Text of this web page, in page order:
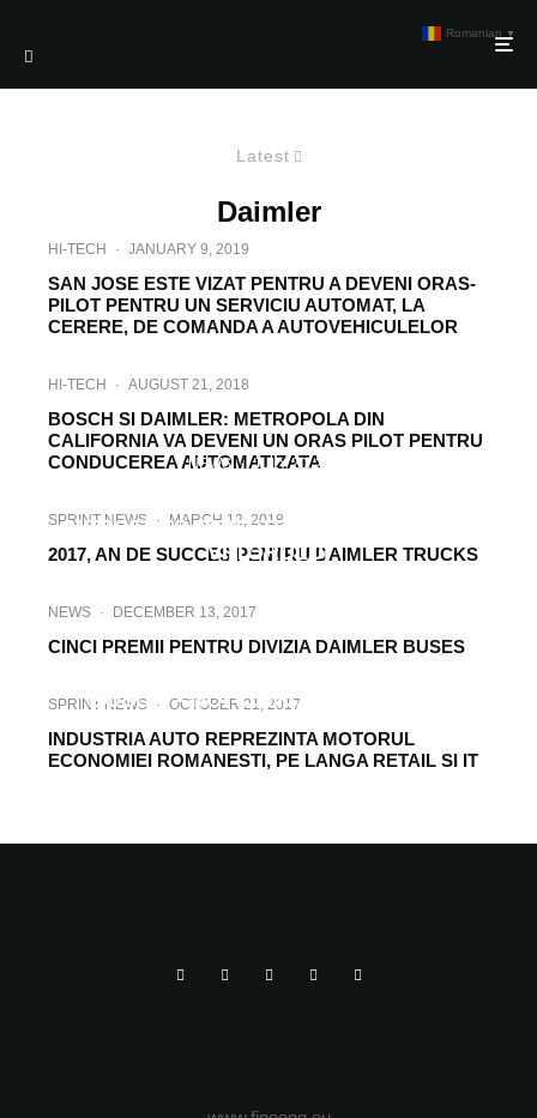
Latest
Daimler
HI-TECH · JANUARY 9, 2019
SAN JOSE ESTE VIZAT PENTRU A DEVENI ORAS-
PILOT PENTRU UN SERVICIU AUTOMAT, LA
CERERE, DE COMANDA A AUTOVEHICULELOR
HI-TECH · AUGUST 21, 2018
BOSCH SI DAIMLER: METROPOLA DIN
CALIFORNIA VA DEVENI UN ORAS PILOT PENTRU
CONDUCEREA AUTOMATIZATA
NEWS · JULY 20, 2018
MERCEDES-BENZ TRUCKS CAMIONUL
VIITORULUI
SPRINT NEWS · MARCH 12, 2018
2017, AN DE SUCCES PENTRU DAIMLER TRUCKS
NEWS · DECEMBER 13, 2017
CINCI PREMII PENTRU DIVIZIA DAIMLER BUSES
BOSCH – NOI CONCEPTE PENTRU
SPRINT NEWS · OCTOBER 21, 2017
INDUSTRIA AUTO REPREZINTA MOTORUL
ECONOMIEI ROMANESTI, PE LANGA RETAIL SI IT
Romanian ▼